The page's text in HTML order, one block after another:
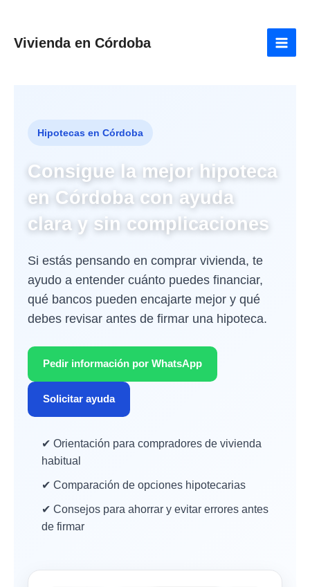
contenido
Vivienda en Córdoba
Hipotecas en Córdoba
Consigue la mejor hipoteca
en Córdoba con ayuda
clara y sin complicaciones
Si estás pensando en comprar vivienda, te
ayudo a entender cuánto puedes financiar,
qué bancos pueden encajarte mejor y qué
debes revisar antes de firmar una hipoteca.
Pedir información por WhatsApp
Solicitar ayuda
✔ Orientación para compradores de vivienda
habitual
✔ Comparación de opciones hipotecarias
✔ Consejos para ahorrar y evitar errores antes
de firmar